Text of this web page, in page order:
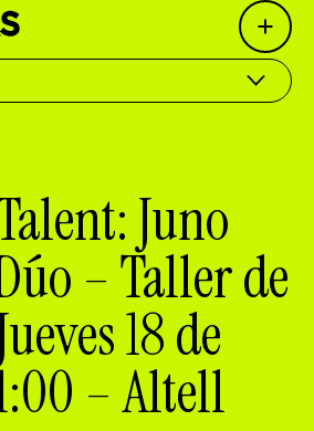
Open
experiencias
conocimientoJuno
– Taller de
18 de
– Altell